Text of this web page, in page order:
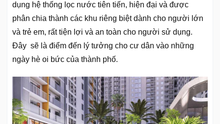
dụng hệ thống lọc nước tiên tiến, hiện đại và được
phân chia thành các khu riêng biệt dành cho người lớn
và trẻ em, rất tiện lợi và an toàn cho người sử dụng.
Đây sẽ là điểm đến lý tưởng cho cư dân vào những
ngày hè oi bức của thành phố.